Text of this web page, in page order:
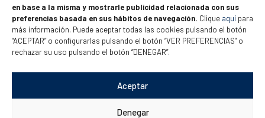
en base a la misma y mostrarle publicidad relacionada con sus
preferencias basada en sus hábitos de navegación. Clique aquí para
más información. Puede aceptar todas las cookies pulsando el botón
“ACEPTAR” o configurarlas pulsando el botón “VER PREFERENCIAS” o
rechazar su uso pulsando el botón “DENEGAR”.
Aceptar
Denegar